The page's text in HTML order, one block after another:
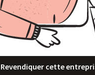
Revendiquer cette